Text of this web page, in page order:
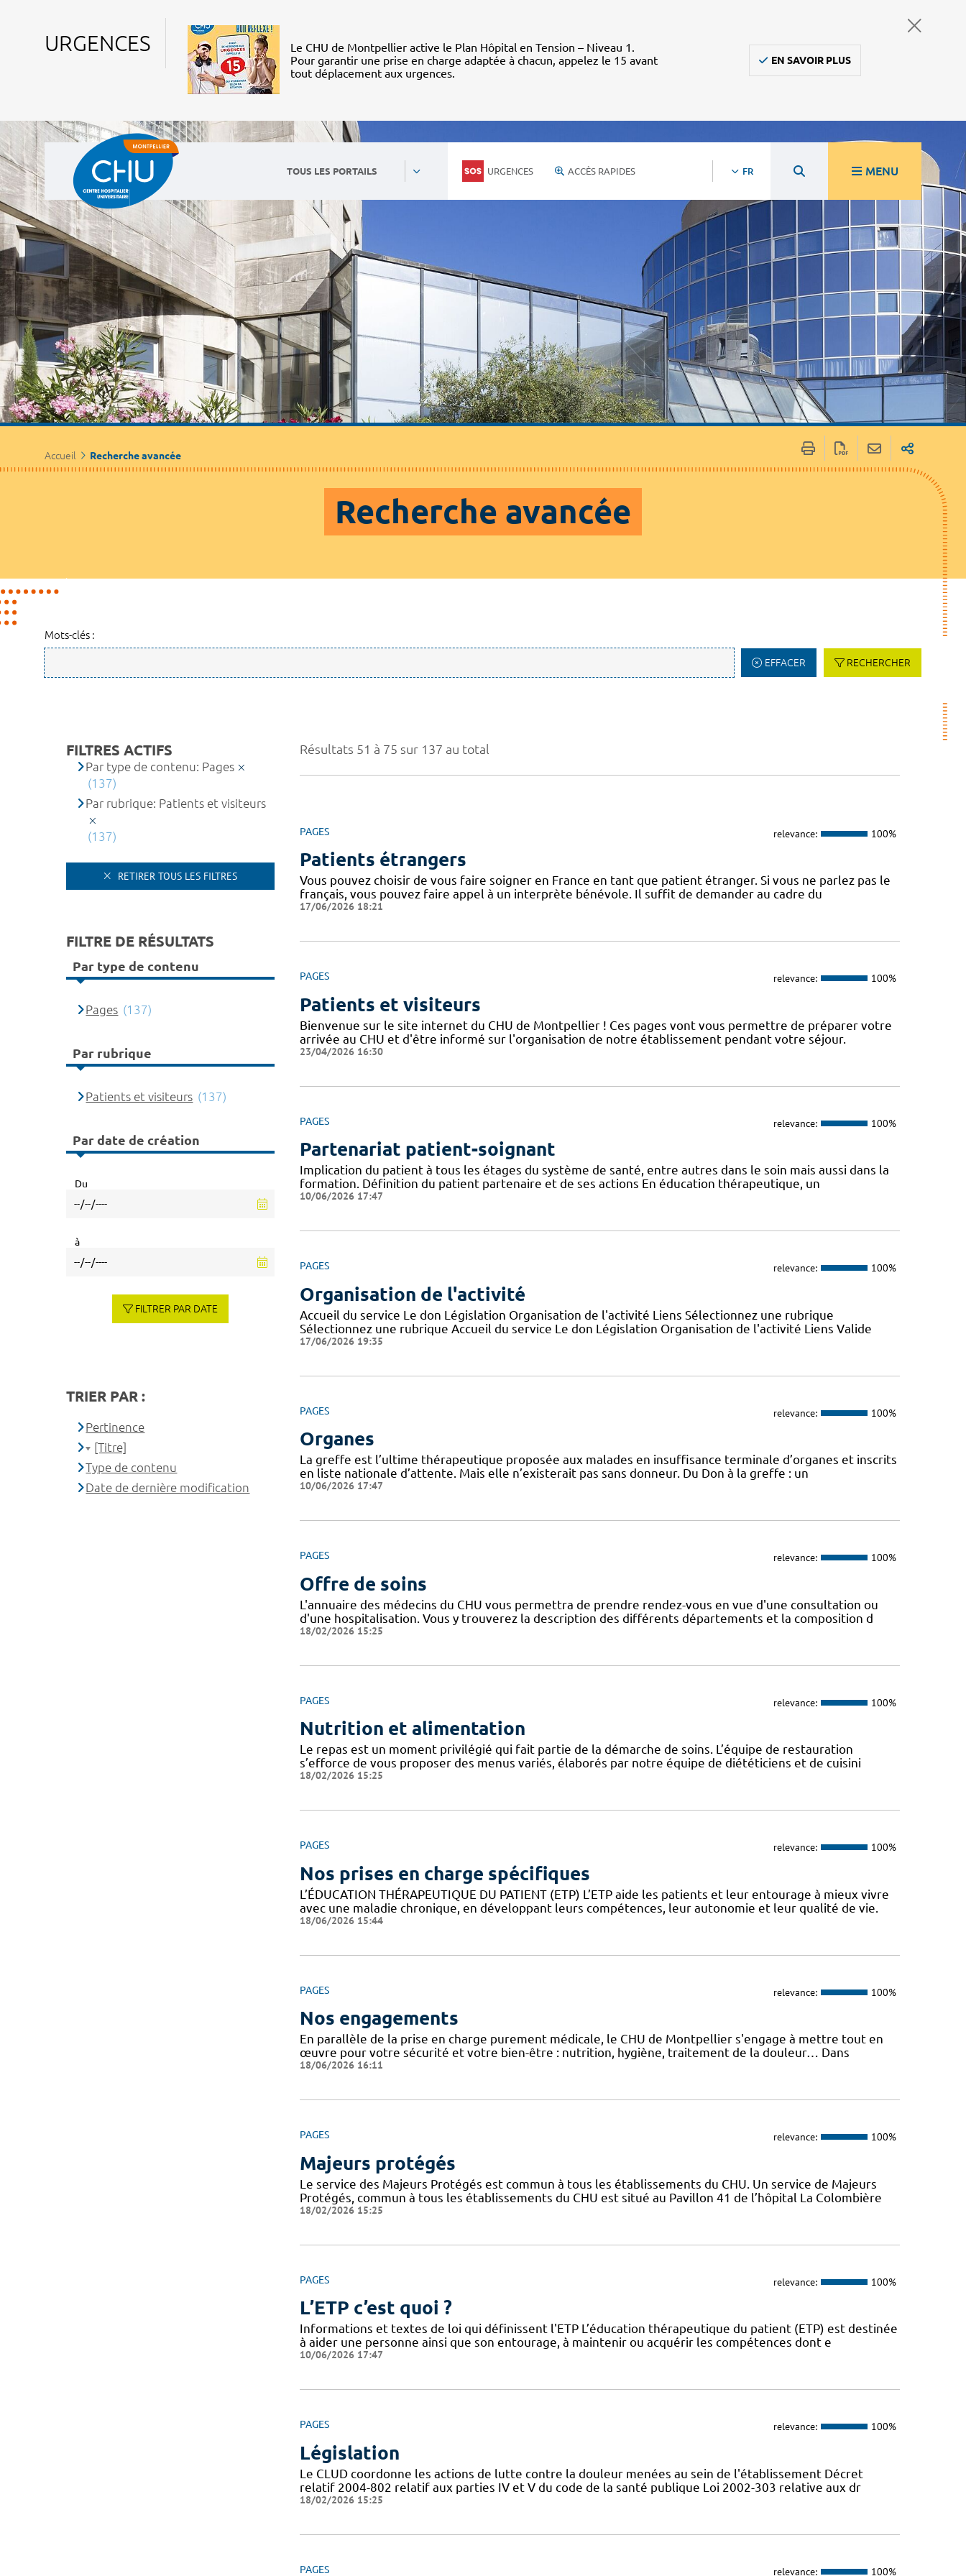
URGENCES
Le CHU de Montpellier active le Plan Hôpital en Tension – Niveau 1.
Pour garantir une prise en charge adaptée à chacun, appelez le 15 avant
tout déplacement aux urgences.
EN SAVOIR PLUS
TOUS LES PORTAILS URGENCES ACCÈS RAPIDES FR MENU
Accueil Recherche avancée
Recherche avancée
Mots-clés :
EFFACER RECHERCHER
Résultats 51 à 75 sur 137 au total
PAGES relevance: 100%
Patients étrangers
Vous pouvez choisir de vous faire soigner en France en tant que patient étranger. Si vous ne parlez pas le
français, vous pouvez faire appel à un interprète bénévole. Il suffit de demander au cadre du
17/06/2026 18:21
PAGES relevance: 100%
Patients et visiteurs
Bienvenue sur le site internet du CHU de Montpellier ! Ces pages vont vous permettre de préparer votre
arrivée au CHU et d'être informé sur l'organisation de notre établissement pendant votre séjour.
23/04/2026 16:30
PAGES relevance: 100%
Partenariat patient-soignant
Implication du patient à tous les étages du système de santé, entre autres dans le soin mais aussi dans la
formation. Définition du patient partenaire et de ses actions En éducation thérapeutique, un
10/06/2026 17:47
PAGES relevance: 100%
Organisation de l'activité
Accueil du service Le don Législation Organisation de l'activité Liens Sélectionnez une rubrique
Sélectionnez une rubrique Accueil du service Le don Législation Organisation de l'activité Liens Valide
17/06/2026 19:35
PAGES relevance: 100%
Organes
La greffe est l’ultime thérapeutique proposée aux malades en insuffisance terminale d’organes et inscrits
en liste nationale d’attente. Mais elle n’existerait pas sans donneur. Du Don à la greffe : un
10/06/2026 17:47
PAGES relevance: 100%
Offre de soins
L'annuaire des médecins du CHU vous permettra de prendre rendez-vous en vue d'une consultation ou
d'une hospitalisation. Vous y trouverez la description des différents départements et la composition d
18/02/2026 15:25
PAGES relevance: 100%
Nutrition et alimentation
Le repas est un moment privilégié qui fait partie de la démarche de soins. L’équipe de restauration
s’efforce de vous proposer des menus variés, élaborés par notre équipe de diététiciens et de cuisini
18/02/2026 15:25
PAGES relevance: 100%
Nos prises en charge spécifiques
L’ÉDUCATION THÉRAPEUTIQUE DU PATIENT (ETP) L’ETP aide les patients et leur entourage à mieux vivre
avec une maladie chronique, en développant leurs compétences, leur autonomie et leur qualité de vie.
18/06/2026 15:44
PAGES relevance: 100%
Nos engagements
En parallèle de la prise en charge purement médicale, le CHU de Montpellier s'engage à mettre tout en
œuvre pour votre sécurité et votre bien-être : nutrition, hygiène, traitement de la douleur… Dans
18/06/2026 16:11
PAGES relevance: 100%
Majeurs protégés
Le service des Majeurs Protégés est commun à tous les établissements du CHU. Un service de Majeurs
Protégés, commun à tous les établissements du CHU est situé au Pavillon 41 de l’hôpital La Colombière
18/02/2026 15:25
PAGES relevance: 100%
L’ETP c’est quoi ?
Informations et textes de loi qui définissent l'ETP L’éducation thérapeutique du patient (ETP) est destinée
à aider une personne ainsi que son entourage, à maintenir ou acquérir les compétences dont e
10/06/2026 17:47
PAGES relevance: 100%
Législation
Le CLUD coordonne les actions de lutte contre la douleur menées au sein de l'établissement Décret
relatif 2004-802 relatif aux parties IV et V du code de la santé publique Loi 2002-303 relative aux dr
18/02/2026 15:25
PAGES relevance: 100%
FILTRES ACTIFS
Par type de contenu: Pages
(137)
Par rubrique: Patients et visiteurs
(137)
RETIRER TOUS LES FILTRES
FILTRE DE RÉSULTATS
Par type de contenu
Pages (137)
Par rubrique
Patients et visiteurs (137)
Par date de création
Du
à
FILTRER PAR DATE
TRIER PAR :
Pertinence
[Titre]
Type de contenu
Date de dernière modification